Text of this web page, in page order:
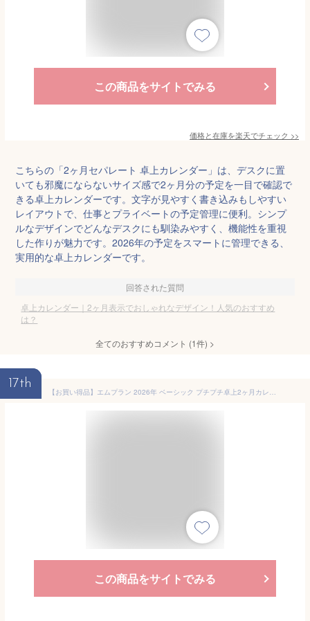
この商品をサイトでみる
価格と在庫を楽天でチェック >>
こちらの「2ヶ月セパレート 卓上カレンダー」は、デスクに置
いても邪魔にならないサイズ感で2ヶ月分の予定を一目で確認で
きる卓上カレンダーです。文字が見やすく書き込みもしやすい
レイアウトで、仕事とプライベートの予定管理に便利。シンプ
ルなデザインでどんなデスクにも馴染みやすく、機能性を重視
した作りが魅力です。2026年の予定をスマートに管理できる、
実用的な卓上カレンダーです。
回答された質問
卓上カレンダー｜2ヶ月表示でおしゃれなデザイン！人気のおすすめ
は？
全てのおすすめコメント (1件) >
17th
【お買い得品】エムプラン 2026年 ベーシック プチプチ卓上2ヶ月カレンダー M-PLAN 204019-01
この商品をサイトでみる